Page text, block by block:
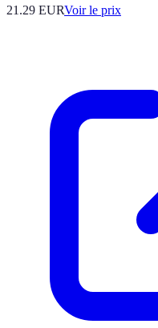
21.29 EURVoir le prix